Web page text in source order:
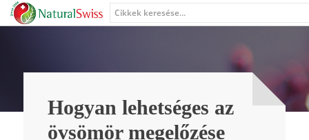
Hogyan lehetséges az
övsömör megelőzése